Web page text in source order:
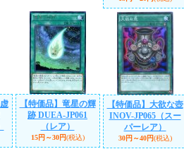
【特価品】竜星の輝
跡 DUEA-JP061
（レア）
15円～30円(税込)
【特価品】大欲な壺
INOV-JP065（スー
パーレア）
30円～40円(税込)